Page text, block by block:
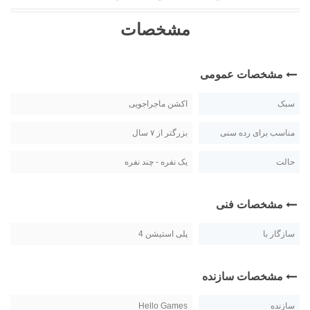
مشخصات
مشخصات عمومی
سبک اکشن ماجراجویی
مناسب برای رده سنی بزرگتر از ۷ سال
حالت یک نفره - چند نفره
مشخصات فنی
سازگار با پلی استیشن 4
مشخصات سازنده
سازنده Hello Games